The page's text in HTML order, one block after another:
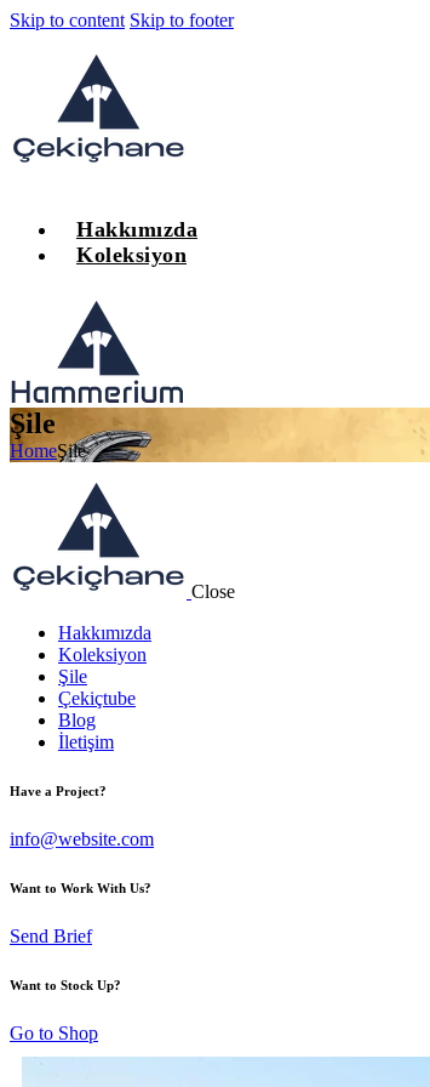
Skip to content Skip to footer
Hakkımızda
Koleksiyon
Şile
HomeŞile
Close
Hakkımızda
Koleksiyon
Şile
Çekiçtube
Blog
İletişim
Have a Project?
info@website.com
Want to Work With Us?
Send Brief
Want to Stock Up?
Go to Shop